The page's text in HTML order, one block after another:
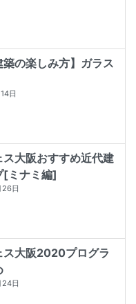
築の楽しみ方】ガラス
日
ス大阪おすすめ近代建
[ミナミ編]
日
ス大阪2020プログラ
日